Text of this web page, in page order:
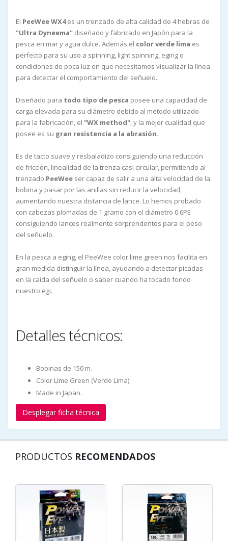
El PeeWee WX4es un trenzado de alta calidad de 4 hebras de
"Ultra Dyneema" diseñado y fabricado en Japón para la
pesca en mar y agua dulce. Además el color verde lima es
perfecto para su uso a spinning, light spinning, eging o
condiciones de poca luz en que necesitamos visualizar la línea
para detectar el comportamiento del señuelo.
Diseñado para todo tipo de pesca posee una capacidad de
carga elevada para su diámetro debido al metodo utilizado
para la fabricación, el "WX method", y la mejor cualidad que
posee es su gran resistencia a la abrasión.
Es de tacto suave y resbaladizo consiguiendo una reducción
de fricción, linealidad de la trenza casi circular, permitiendo al
trenzado PeeWee ser capaz de salir a una alta velocidad de la
bobina y pasar por las anillas sin reducir la velocidad,
aumentando nuestra distancia de lance. Lo hemos probado
con cabezas plomadas de 1 gramo con el diámetro 0.6PE
consiguiendo lances realmente sorprendentes para el peso
del señuelo.
En la pesca a eging, el PeeWee color lime green nos facilita en
gran medida distinguir la línea, ayudando a detectar picadas
en la caida del señuelo o saber cuando ha tocado fondo
nuestro egi.
Detalles técnicos:
Bobinas de 150 m.
Color Lime Green (Verde Lima).
Made in Japan.
Desplegar ficha técnica
PRODUCTOS RECOMENDADOS